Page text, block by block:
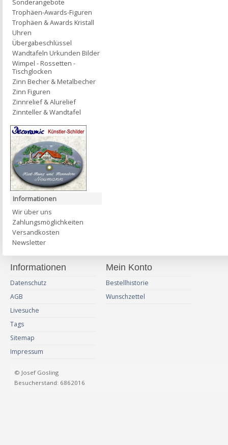
Sonderangebote
Trophäen-Awards-Figuren
Trophäen & Awards Kristall
Uhren
Übergabeschlüssel
Wandtafeln Urkunden Bilder
Wimpel - Rossetten -
Tischglocken
Zinn Becher & Metalbecher
Zinn Figuren
Zinnrelief & Alurelief
Zinnteller & Wandtafel
Informationen
Wir über uns
Zahlungsmöglichkeiten
Versandkosten
Newsletter
Informationen
Datenschutz
AGB
Livesuche
Tags
Sitemap
Impressum
Mein Konto
Bestellhistorie
Wunschzettel
© Josef Gosling
Besucherstand: 6862016